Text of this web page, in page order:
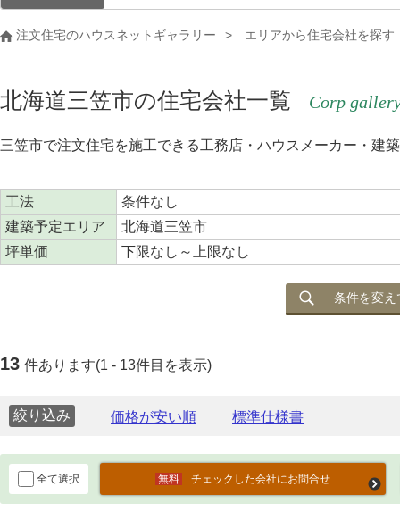
注文住宅のハウスネットギャラリー エリアから住宅会社を探す
北海道三笠市の住宅会社一覧 Corp
三笠市で注文住宅を施工できる工務店・ハウスメーカー・建
工法
条件なし
建築予定エリア
北海道三笠市
坪単価
下限なし～上限なし
条件を変え
13 件あります(1 - 13件目を表示)
絞り込み
全て選択 チェックした会社にお問合せ